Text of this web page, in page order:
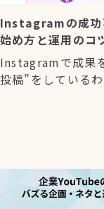
の成功
め方と運用のコ
で成果
稿”をしている